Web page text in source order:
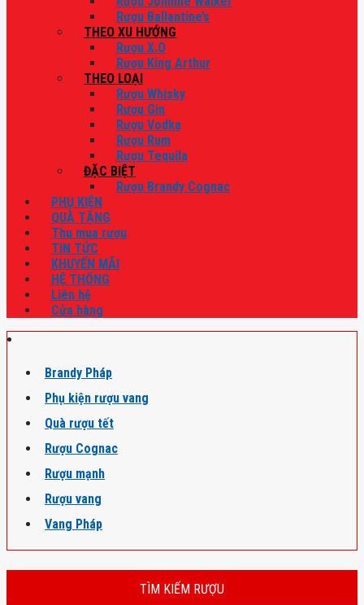
Rượu Ballantine’s
THEO XU HƯỚNG
Rượu X.O
Rượu King Arthur
THEO LOẠI
Rượu Whisky
Rượu Gin
Rượu Vodka
Rượu Rum
Rượu Tequila
ĐẶC BIỆT
Rượu Brandy Cognac
PHỤ KIỆN
QUÀ TẶNG
Thu mua rượu
TIN TỨC
KHUYẾN MÃI
HỆ THỐNG
Liên hệ
Cửa hàng
Brandy Pháp
Phụ kiện rượu vang
Quà rượu tết
Rượu Cognac
Rượu mạnh
Rượu vang
Vang Pháp
TÌM KIẾM RƯỢU